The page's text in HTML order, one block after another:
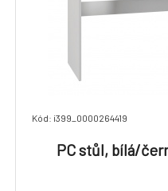
Kód: i399_0000264419
PC stůl, bílá/